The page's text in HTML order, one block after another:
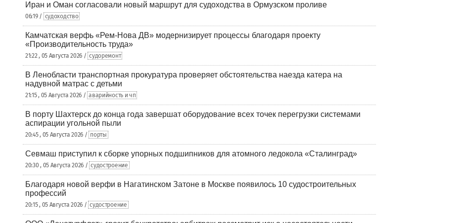
Иран и Оман согласовали новый маршрут для судоходства в Ормузском проливе
06:19 / судоходство
Камчатская верфь «Рем-Нова ДВ» модернизирует процессы благодаря проекту
«Производительность труда»
21:22 , 05 Августа 2026 / судоремонт
В Ленобласти транспортная прокуратура проверяет обстоятельства наезда катера на
надувной матрас с детьми
21:15 , 05 Августа 2026 / аварийность и чп
В порту Шахтерск до конца года завершат оборудование всех точек перегрузки системами
аспирации угольной пыли
20:45 , 05 Августа 2026 / порты
Севмаш приступил к сборке упорных подшипников для атомного ледокола «Сталинград»
20:30 , 05 Августа 2026 / судостроение
Благодаря новой верфи в Нагатинском Затоне в Москве появилось 10 судостроительных
профессий
20:15 , 05 Августа 2026 / судостроение